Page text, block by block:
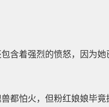
含着强烈的愤怒，因为她
都怕火，但粉红娘娘毕竟